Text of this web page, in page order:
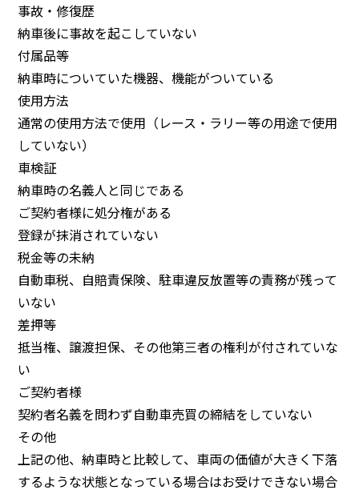
事故・修復歴
納車後に事故を起こしていない
付属品等
納車時についていた機器、機能がついている
使用方法
通常の使用方法で使用（レース・ラリー等の用途で使用
していない）
車検証
納車時の名義人と同じである
ご契約者様に処分権がある
登録が抹消されていない
税金等の未納
自動車税、自賠責保険、駐車違反放置等の責務が残って
いない
差押等
抵当権、譲渡担保、その他第三者の権利が付されていな
い
ご契約者様
契約者名義を問わず自動車売買の締結をしていない
その他
上記の他、納車時と比較して、車両の価値が大きく下落
するような状態となっている場合はお受けできない場合